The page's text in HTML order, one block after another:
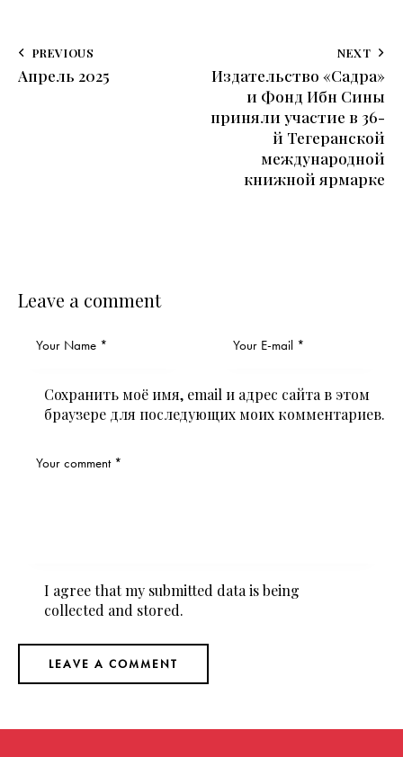
PREVIOUS
Апрель 2025
NEXT
Издательство «Садра»
и Фонд Ибн Сины
приняли участие в 36-
й Тегеранской
международной
книжной ярмарке
Leave a comment
Сохранить моё имя, email и адрес сайта в этом
браузере для последующих моих комментариев.
I agree that my submitted data is being
collected and stored.